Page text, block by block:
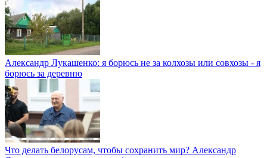
Александр Лукашенко: я борюсь не за колхозы или совхозы - я
борюсь за деревню
Что делать белорусам, чтобы сохранить мир? Александр